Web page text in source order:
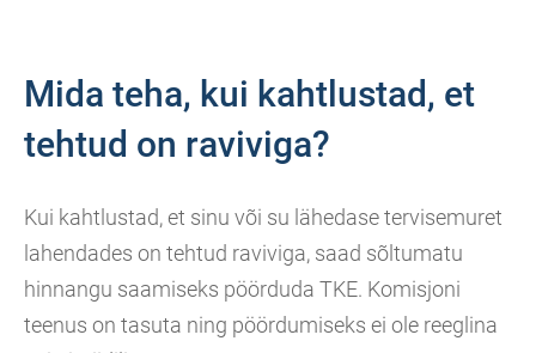
Mida teha, kui kahtlustad, et
tehtud on raviviga?
Kui kahtlustad, et sinu või su lähedase tervisemuret
lahendades on tehtud raviviga, saad sõltumatu
hinnangu saamiseks pöörduda TKE. Komisjoni
teenus on tasuta ning pöördumiseks ei ole reeglina